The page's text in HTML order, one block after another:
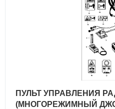
ПУЛЬТ УПРАВЛЕНИЯ
(МНОГОРЕЖИМНЫЙ